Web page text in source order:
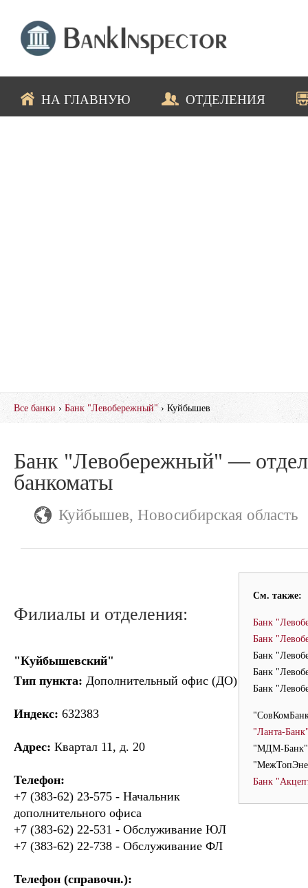
НА ГЛАВНУЮ ОТДЕЛЕНИЯ
Все банки › Банк "Левобережный" › Куйбышев
Банк "Левобережный" —
банкоматы
Куйбышев, Новосибирская область
См. также:
Банк
Банк
Банк
Банк
Банк
"Ланта-
"МДМ-
Банк
Филиалы и отделения:
"Куйбышевский"
Тип пункта: Дополнительный офис (ДО)
Индекс: 632383
Адрес: Квартал 11, д. 20
Телефон:
+7 (383-62) 23-575 - Начальник
дополнительного офиса
+7 (383-62) 22-531 - Обслуживание ЮЛ
+7 (383-62) 22-738 - Обслуживание ФЛ
Телефон (справочн.):